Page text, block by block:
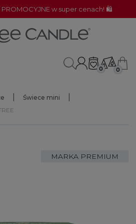
PROMOCYJNE w super cenach! 🛍️
0 0
Świece mini
MARKA PREMIUM